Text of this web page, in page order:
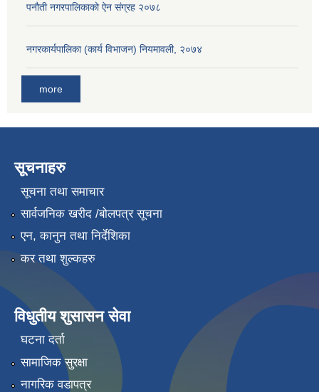
पनौती नगरपालिकाको ऐन संग्रह २०७८
नगरकार्यपालिका (कार्य विभाजन) नियमावली, २०७४
more
सूचनाहरु
सूचना तथा समाचार
सार्वजनिक खरीद /बोलपत्र सूचना
एन, कानुन तथा निर्देशिका
कर तथा शुल्कहरु
विधुतीय शुसासन सेवा
घटना दर्ता
सामाजिक सुरक्षा
नागरिक वडापत्र